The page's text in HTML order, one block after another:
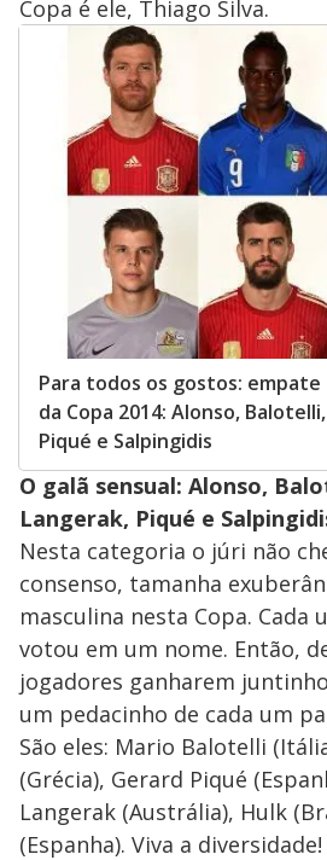
Copa é ele, Thiago Silva.
Para todos os gostos: empate
da Copa 2014: Alonso,
Piqué e Salpingidis
O galã sensual: Alonso,
Langerak, Piqué e
Nesta categoria o júri não
consenso, tamanha
masculina nesta Copa. Cada
votou em um nome. Então,
jogadores ganharem
um pedacinho de cada um
São eles: Mario Balotelli
(Grécia), Gerard Piqué
Langerak (Austrália), Hulk
(Espanha). Viva a diversidade!